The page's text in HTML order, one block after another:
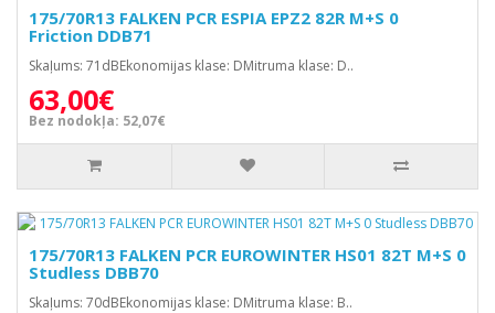
175/70R13 FALKEN PCR ESPIA EPZ2 82R M+S 0
Friction DDB71
Skaļums: 71dBEkonomijas klase: DMitruma klase: D..
63,00€
Bez nodokļa: 52,07€
175/70R13 FALKEN PCR EUROWINTER HS01 82T M+S 0
Studless DBB70
Skaļums: 70dBEkonomijas klase: DMitruma klase: B..